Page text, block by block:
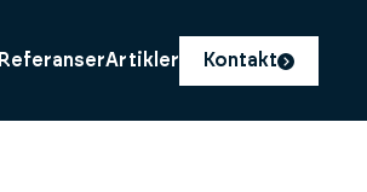
ReferanserArtikler Kontakt